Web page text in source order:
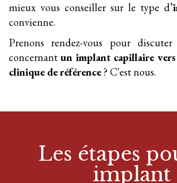
mieux vous conseiller sur le type d’
convienne.
Prenons rendez-vous pour
concernantun implant capillaire
clinique de référence ? C'est nous.
Les étapes
implant